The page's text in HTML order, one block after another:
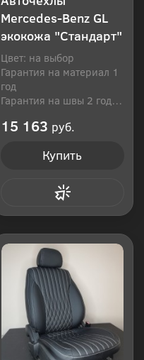
Mercedes-Benz GL
экокожа "Стандарт"
Цвет: на выбор
Гарантия на материал 1
год
Гарантия на швы 2 года
15 163 руб.
Купить